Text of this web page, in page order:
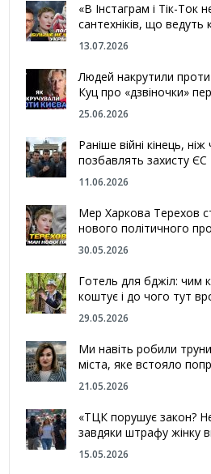
«В Інстаграм і Тік-Ток
сантехніків, що
13.07.2026
Людей накрутили
Куц про «дзвіночки»
25.06.2026
Раніше війні кінець,
позбавлять захисту ЄС
11.06.2026
Мер Харкова Терехов
нового політичного
30.05.2026
Готель для бджіл: чим
коштує і до чого тут
29.05.2026
Ми навіть робили
міста, яке встояло
21.05.2026
«ТЦК порушує закон?
завдяки штрафу жінку
15.05.2026